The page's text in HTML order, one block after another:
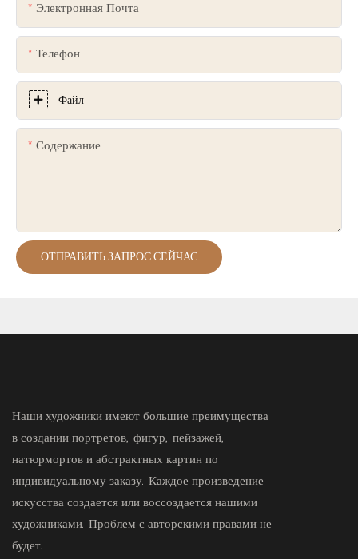
Электронная Почта
Телефон
Файл
Содержание
ОТПРАВИТЬ ЗАПРОС СЕЙЧАС
Наши художники имеют большие преимущества
в создании портретов, фигур, пейзажей,
натюрмортов и абстрактных картин по
индивидуальному заказу. Каждое произведение
искусства создается или воссоздается нашими
художниками. Проблем с авторскими правами не
будет.